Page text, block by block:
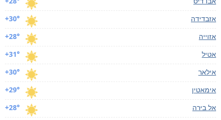
+30°
אזבדידה
+28°
אזוייה
+31°
אטיל
+30°
אילאר
+29°
אימאטין
+28°
אל בירה